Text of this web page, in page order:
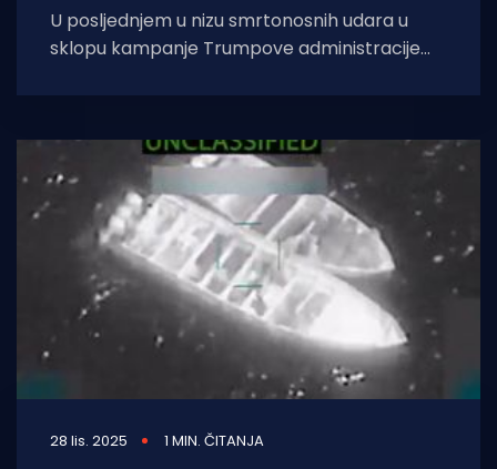
U posljednjem u nizu smrtonosnih udara u
sklopu kampanje Trumpove administracije
ljudi. - Danas je,
28 lis. 2025 1 MIN. ČITANJA